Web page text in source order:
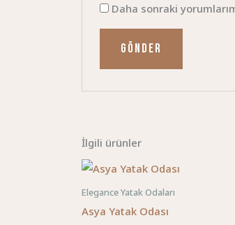
Daha sonraki
İlgili ürünler
Elegance Yatak Odaları
Asya Yatak Odası